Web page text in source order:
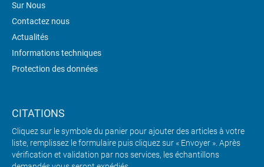
Sur Nous
Contactez nous
Actualités
Informations techniques
Protection des données
CITATIONS
Cliquez sur le symbole du panier pour ajouter des articles à votre
liste, remplissez le formulaire puis cliquez sur « Envoyer ». Après
vérification et validation par nos services, les échantillons